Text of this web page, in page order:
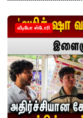
வீடியோ ஸ்டோரி